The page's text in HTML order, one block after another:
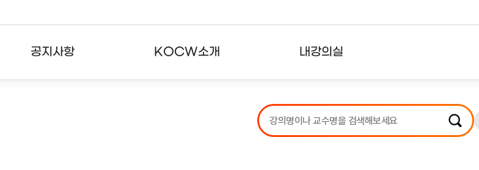
공지사항 KOCW소개 내강의실
강의리스트
수강확인증강의